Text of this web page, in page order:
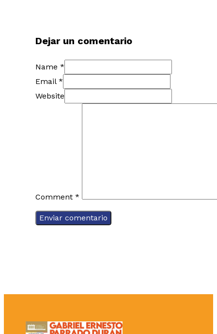
Dejar un comentario
Name *
Email *
Website
Comment *